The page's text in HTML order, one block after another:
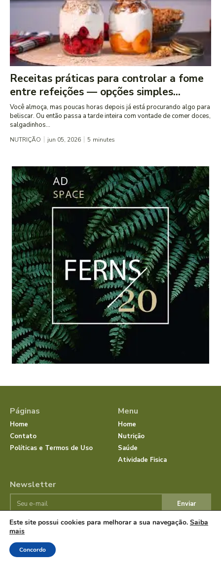
Receitas práticas para controlar a fome
entre refeições — opções simples...
Você almoça, mas poucas horas depois já está procurando algo para
beliscar. Ou então passa a tarde inteira com vontade de comer doces,
salgadinhos...
NUTRIÇÃO jun 05, 2026 5 minutes
Páginas
Home
Contato
Políticas e Termos de Uso
Menu
Home
Nutrição
Saúde
Atividade Fisica
Newsletter
Enviar
reservados.
Este site possui cookies para melhorar a sua navegação. Saiba
mais
Concordo